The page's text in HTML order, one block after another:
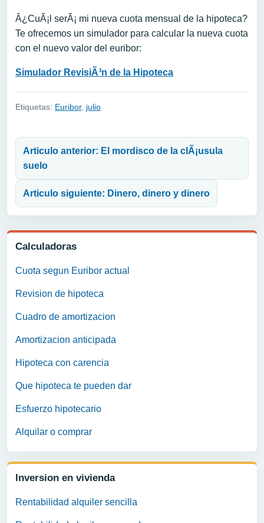
Calculadoras
Cuota segun Euribor actual
Revision de hipoteca
Cuadro de amortizacion
Amortizacion anticipada
Hipoteca con carencia
Que hipoteca te pueden dar
Esfuerzo hipotecario
Alquilar o comprar
Inversion en vivienda
Rentabilidad alquiler sencilla
Â¿CuÃ¡l serÃ¡ mi nueva cuota mensual de la hipoteca?
Te ofrecemos un simulador para calcular la nueva cuota
con el nuevo valor del euribor:
Simulador RevisiÃ³n de la Hipoteca
Etiquetas: Euribor, julio
Articulo anterior: El mordisco de la clÃ¡usula
suelo
Articulo siguiente: Dinero, dinero y dinero